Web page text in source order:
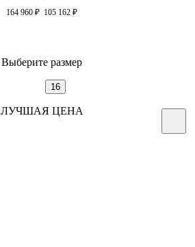
164 960 ₽ 105 162 ₽
Выберите размер
16
ЛУЧШАЯ ЦЕНА